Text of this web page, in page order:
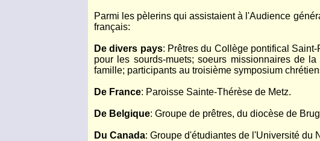
Parmi les pèlerins qui assistaient à l'Audience
français:
De divers pays: Prêtres du Collège pontifical
pour les sourds-muets; soeurs missionnaires de
famille; participants au troisième symposium
De France: Paroisse Sainte-Thérèse de Metz.
De Belgique: Groupe de prêtres, du diocèse de
Du Canada: Groupe d'étudiantes de l'Université du